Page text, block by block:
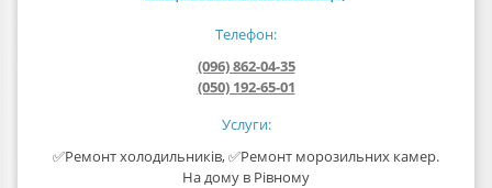
Телефон:
(096) 862-04-35
(050) 192-65-01
Услуги:
✅Ремонт холодильників, ✅Ремонт морозильних камер.
На дому в Рівному